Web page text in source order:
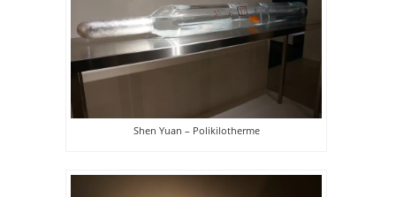
Shen Yuan – Polikilotherme